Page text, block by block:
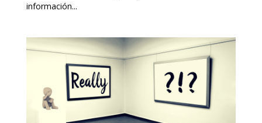
información...